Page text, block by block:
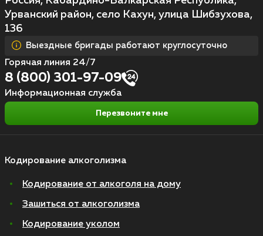
Кодирование алкоголизма
Кодирование от алкоголя на дому
Зашиться от алкоголизма
Кодирование уколом
Урванский район, село Кахун, улица Шибзухова,
136
Выездные бригады работают круглосуточно
Горячая линия 24/7
8 (800) 301-97-09
Информационная служба
Перезвоните мне